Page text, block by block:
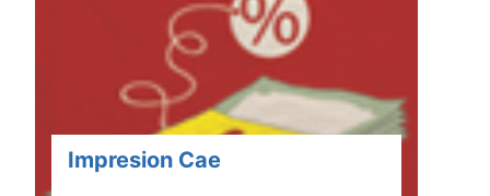
Impresion Cae